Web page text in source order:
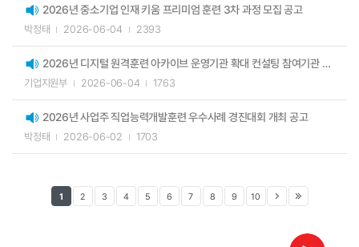
2026년 중소기업 인재 키움 프리미엄 훈련 3차 과정 모집 공고
박정태 2026-06-04 2393
2026년 디지털 원격훈련 아카이브 운영기관 확대 컨설팅 참여기관 모집 공고
기업지원부 2026-06-04 1763
2026년 사업주 직업능력개발훈련 우수사례 경진대회 개최 공고
박정태 2026-06-02 1703
1 2 3 4 5 6 7 8 9 10